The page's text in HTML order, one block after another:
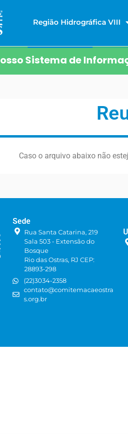
Região Hidrográfica VIII
Sistema de
Caso o arquivo abaixo não
Sede
Rua Santa Catarina, 219
Sala 503 - Extensão do
Bosque
Rio das Ostras, RJ CEP:
28893-298
(22)3034-2358
contato@comitemacaeostra
s.org.br